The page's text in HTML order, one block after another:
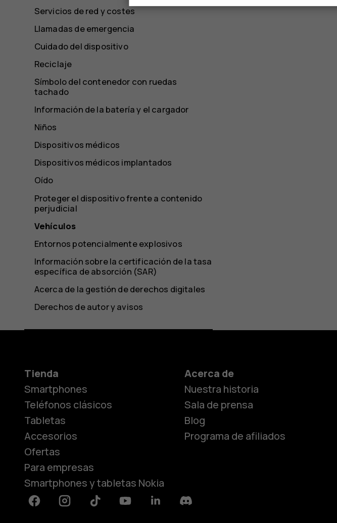
Servicios de red y costes
Llamadas de emergencia
Cuidado del dispositivo
Reciclaje
Símbolo del contenedor con ruedas
tachado
Información de la batería y el cargador
Niños
Dispositivos médicos
Dispositivos médicos implantados
Oído
Proteger el dispositivo frente a contenido
perjudicial
Vehículos
Entornos potencialmente explosivos
Información sobre la certificación de la tasa
específica de absorción (SAR)
Acerca de la gestión de derechos digitales
Derechos de autor y avisos
Tienda
Smartphones
Teléfonos clásicos
Tabletas
Accesorios
Ofertas
Para empresas
Smartphones y tabletas Nokia
Acerca de
Nuestra historia
Sala de prensa
Blog
Programa de afiliados
FacebookInstagramTiktok YoutubeLinkedinDiscord